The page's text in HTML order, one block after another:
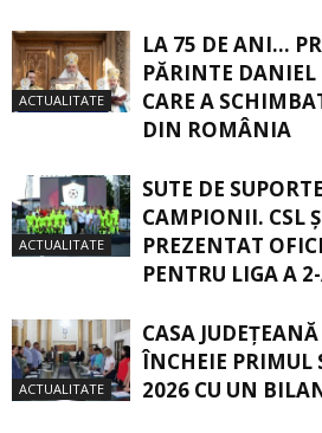
ACTUALITATE
LA 75 DE ANI…
PĂRINTE
CARE A
DIN ROMÂNIA
ACTUALITATE
SUTE DE
CAMPIONII. CSL
PREZENTAT
PENTRU LIGA A
ACTUALITATE
CASA
ÎNCHEIE PRIMUL
2026 CU UN